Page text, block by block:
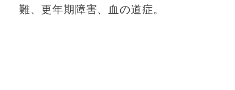
難、更年期障害、血の道症。